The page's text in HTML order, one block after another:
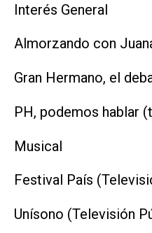
Interés General
Almorzando con
Gran Hermano, el
PH, podemos hablar
Musical
Festival País
Unísono (Televisión